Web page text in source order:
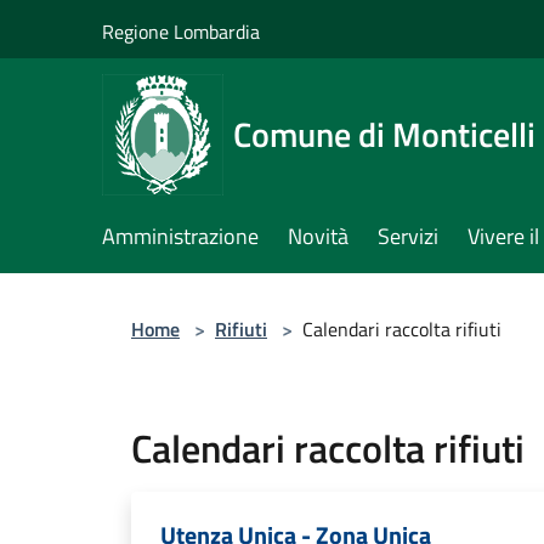
Regione Lombardia
Comune di
Amministrazione Novità Servizi Vivere
Home > Rifiuti > Calendari raccolta rifiuti
Calendari raccolta rifiuti
Utenza Unica - Zona Unica